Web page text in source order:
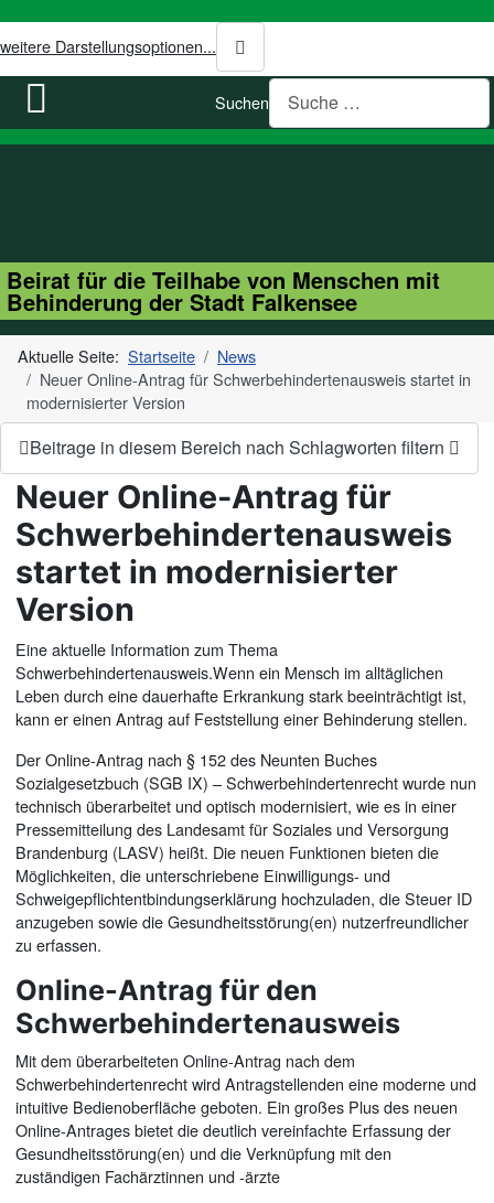
weitere Darstellungsoptionen...
Suchen
Beirat für die Teilhabe von Menschen mit
Behinderung der Stadt Falkensee
Aktuelle Seite: Startseite
News
Neuer Online-Antrag für Schwerbehindertenausweis startet in
modernisierter Version
Beitrage in diesem Bereich nach Schlagworten filtern
Neuer Online-Antrag für
Schwerbehindertenausweis
startet in modernisierter
Version
Eine aktuelle Information zum Thema
Schwerbehindertenausweis.Wenn ein Mensch im alltäglichen
Leben durch eine dauerhafte Erkrankung stark beeinträchtigt ist,
kann er einen Antrag auf Feststellung einer Behinderung stellen.
Der Online-Antrag nach § 152 des Neunten Buches
Sozialgesetzbuch (SGB IX) – Schwerbehindertenrecht wurde nun
technisch überarbeitet und optisch modernisiert, wie es in einer
Pressemitteilung des Landesamt für Soziales und Versorgung
Brandenburg (LASV) heißt. Die neuen Funktionen bieten die
Möglichkeiten, die unterschriebene Einwilligungs- und
Schweigepflichtentbindungserklärung hochzuladen, die Steuer ID
anzugeben sowie die Gesundheitsstörung(en) nutzerfreundlicher
zu erfassen.
Online-Antrag für den
Schwerbehindertenausweis
Mit dem überarbeiteten Online-Antrag nach dem
Schwerbehindertenrecht wird Antragstellenden eine moderne und
intuitive Bedienoberfläche geboten. Ein großes Plus des neuen
Online-Antrages bietet die deutlich vereinfachte Erfassung der
Gesundheitsstörung(en) und die Verknüpfung mit den
zuständigen Fachärztinnen und -ärzte